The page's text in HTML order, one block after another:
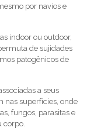
por navios e
indoor ou outdoor,
de sujidades
patogênicos de
a seus
nas superfícies, onde
fungos, parasitas e
corpo.